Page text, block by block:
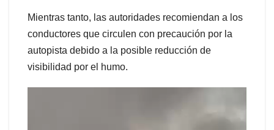
Mientras tanto, las autoridades recomiendan a los
conductores que circulen con precaución por la
autopista debido a la posible reducción de
visibilidad por el humo.